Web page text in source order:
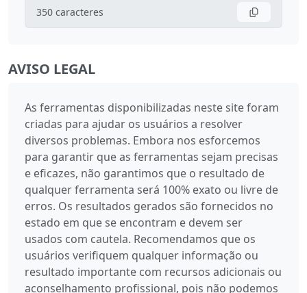
350 caracteres
AVISO LEGAL
As ferramentas disponibilizadas neste site foram
criadas para ajudar os usuários a resolver
diversos problemas. Embora nos esforcemos
para garantir que as ferramentas sejam precisas
e eficazes, não garantimos que o resultado de
qualquer ferramenta será 100% exato ou livre de
erros. Os resultados gerados são fornecidos no
estado em que se encontram e devem ser
usados com cautela. Recomendamos que os
usuários verifiquem qualquer informação ou
resultado importante com recursos adicionais ou
aconselhamento profissional, pois não podemos